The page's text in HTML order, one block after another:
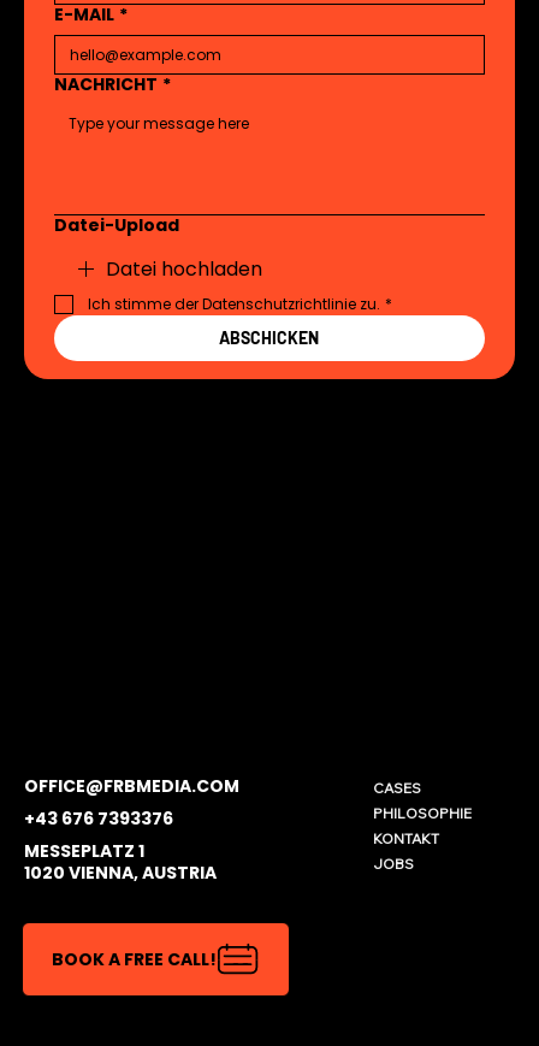
OFFICE@FRBMEDIA.COM
+43 676 7393376
MESSEPLATZ 1
1020 VIENNA, AUSTRIA
BOOK A FREE CALL!
CASES
PHILOSOPHIE
KONTAKT
JOBS
E-MAIL *
NACHRICHT *
Datei-Upload
Datei hochladen
Ich stimme der Datenschutzrichtlinie zu. *
ABSCHICKEN